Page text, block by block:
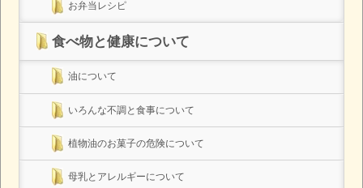
お弁当レシピ
食べ物と健康について
油について
いろんな不調と食事について
植物油のお菓子の危険について
母乳とアレルギーについて